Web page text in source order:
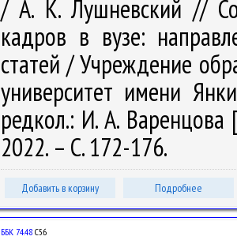
/ А. К. Лушневский //
кадров в вузе:
статей / Учреждение
университет имени
редкол.: И. А.
2022. – С. 172-176.
Добавить в корзину Подробнее
ББК 74.48 С56